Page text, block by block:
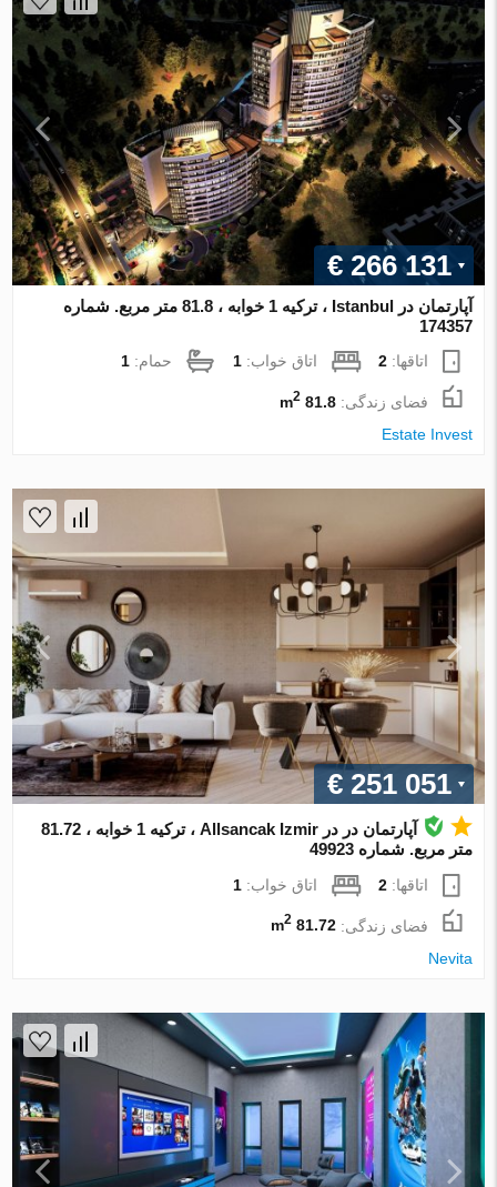
€ 266 131
آپارتمان در Istanbul ، ترکیه 1 خوابه ، 81.8 متر مربع. شماره
174357
اتاقها:2 اتاق خواب:1 حمام:1
فضای زندگی:81.8 m
2
Estate Invest
€ 251 051
آپارتمان در در Allsancak Izmir ، ترکیه 1 خوابه ، 81.72
متر مربع. شماره 49923
اتاقها:2 اتاق خواب:1
فضای زندگی:81.72 m
2
Nevita